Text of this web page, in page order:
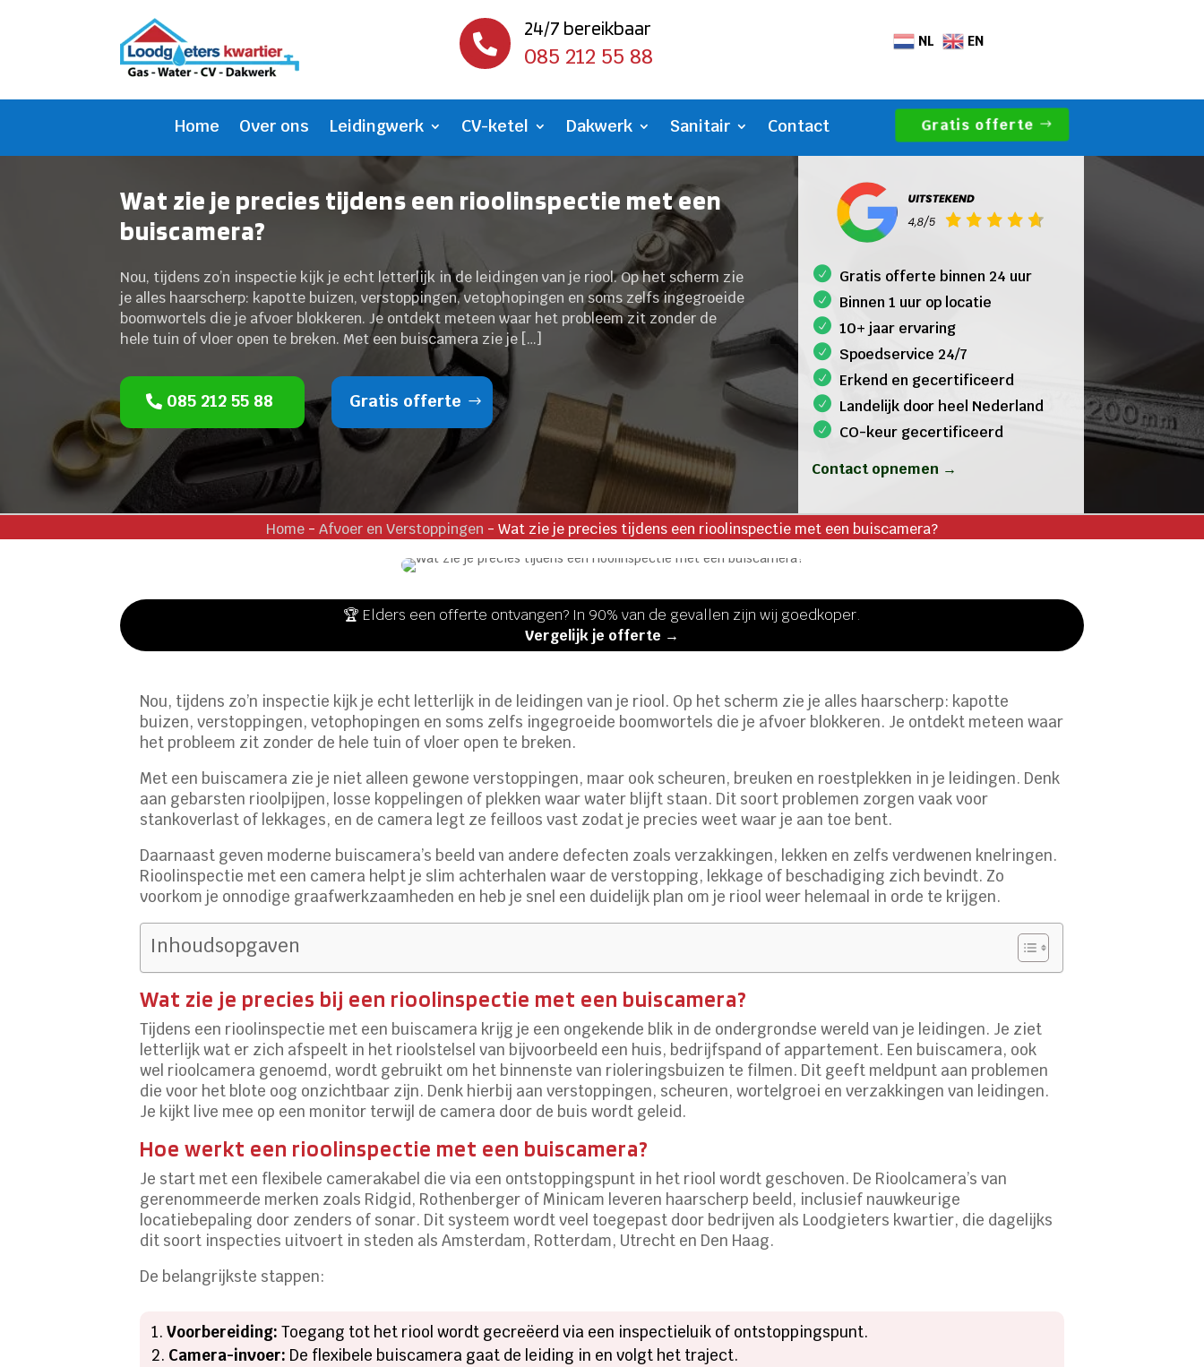

24/7 bereikbaar
085 212 55 88
NL EN
Home Over ons Leidingwerk CV-ketel Dakwerk Sanitair Contact Gratis offerte
Wat zie je precies tijdens een rioolinspectie met een
buiscamera?
Nou, tijdens zo’n inspectie kijk je echt letterlijk in de leidingen van je riool. Op het scherm zie
je alles haarscherp: kapotte buizen, verstoppingen, vetophopingen en soms zelfs ingegroeide
boomwortels die je afvoer blokkeren. Je ontdekt meteen waar het probleem zit zonder de
hele tuin of vloer open te breken. Met een buiscamera zie je […]
085 212 55 88 Gratis offerte
Gratis offerte binnen 24 uur
Binnen 1 uur op locatie
10+ jaar ervaring
Spoedservice 24/7
Erkend en gecertificeerd
Landelijk door heel Nederland
CO-keur gecertificeerd
Contact opnemen →
Home - Afvoer en Verstoppingen - Wat zie je precies tijdens een rioolinspectie met een buiscamera?
🏆 Elders een offerte ontvangen? In 90% van de gevallen zijn wij goedkoper.
Vergelijk je offerte →
Nou, tijdens zo’n inspectie kijk je echt letterlijk in de leidingen van je riool. Op het scherm zie je alles haarscherp: kapotte
buizen, verstoppingen, vetophopingen en soms zelfs ingegroeide boomwortels die je afvoer blokkeren. Je ontdekt meteen waar
het probleem zit zonder de hele tuin of vloer open te breken.
Met een buiscamera zie je niet alleen gewone verstoppingen, maar ook scheuren, breuken en roestplekken in je leidingen. Denk
aan gebarsten rioolpijpen, losse koppelingen of plekken waar water blijft staan. Dit soort problemen zorgen vaak voor
stankoverlast of lekkages, en de camera legt ze feilloos vast zodat je precies weet waar je aan toe bent.
Daarnaast geven moderne buiscamera’s beeld van andere defecten zoals verzakkingen, lekken en zelfs verdwenen knelringen.
Rioolinspectie met een camera helpt je slim achterhalen waar de verstopping, lekkage of beschadiging zich bevindt. Zo
voorkom je onnodige graafwerkzaamheden en heb je snel een duidelijk plan om je riool weer helemaal in orde te krijgen.
Inhoudsopgaven
Wat zie je precies bij een rioolinspectie met een buiscamera?
Tijdens een rioolinspectie met een buiscamera krijg je een ongekende blik in de ondergrondse wereld van je leidingen. Je ziet
letterlijk wat er zich afspeelt in het rioolstelsel van bijvoorbeeld een huis, bedrijfspand of appartement. Een buiscamera, ook
wel rioolcamera genoemd, wordt gebruikt om het binnenste van rioleringsbuizen te filmen. Dit geeft meldpunt aan problemen
die voor het blote oog onzichtbaar zijn. Denk hierbij aan verstoppingen, scheuren, wortelgroei en verzakkingen van leidingen.
Je kijkt live mee op een monitor terwijl de camera door de buis wordt geleid.
Hoe werkt een rioolinspectie met een buiscamera?
Je start met een flexibele camerakabel die via een ontstoppingspunt in het riool wordt geschoven. De Rioolcamera’s van
gerenommeerde merken zoals Ridgid, Rothenberger of Minicam leveren haarscherp beeld, inclusief nauwkeurige
locatiebepaling door zenders of sonar. Dit systeem wordt veel toegepast door bedrijven als Loodgieters kwartier, die dagelijks
dit soort inspecties uitvoert in steden als Amsterdam, Rotterdam, Utrecht en Den Haag.
De belangrijkste stappen:
Voorbereiding: Toegang tot het riool wordt gecreëerd via een inspectieluik of ontstoppingspunt.
Camera-invoer: De flexibele buiscamera gaat de leiding in en volgt het traject.